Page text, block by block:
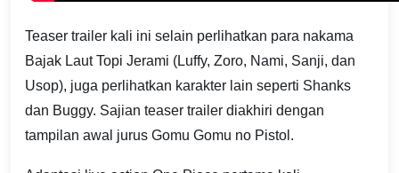
Teaser trailer kali ini selain perlihatkan para nakama
Bajak Laut Topi Jerami (Luffy, Zoro, Nami, Sanji, dan
Usop), juga perlihatkan karakter lain seperti Shanks
dan Buggy. Sajian teaser trailer diakhiri dengan
tampilan awal jurus Gomu Gomu no Pistol.